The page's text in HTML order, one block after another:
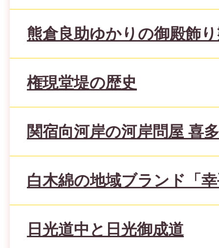
熊倉良助ゆかりの御殿飾
権現堂堤の歴史
関宿向河岸の河岸問屋 喜
白木綿の地域ブランド「
日光道中と日光御成道